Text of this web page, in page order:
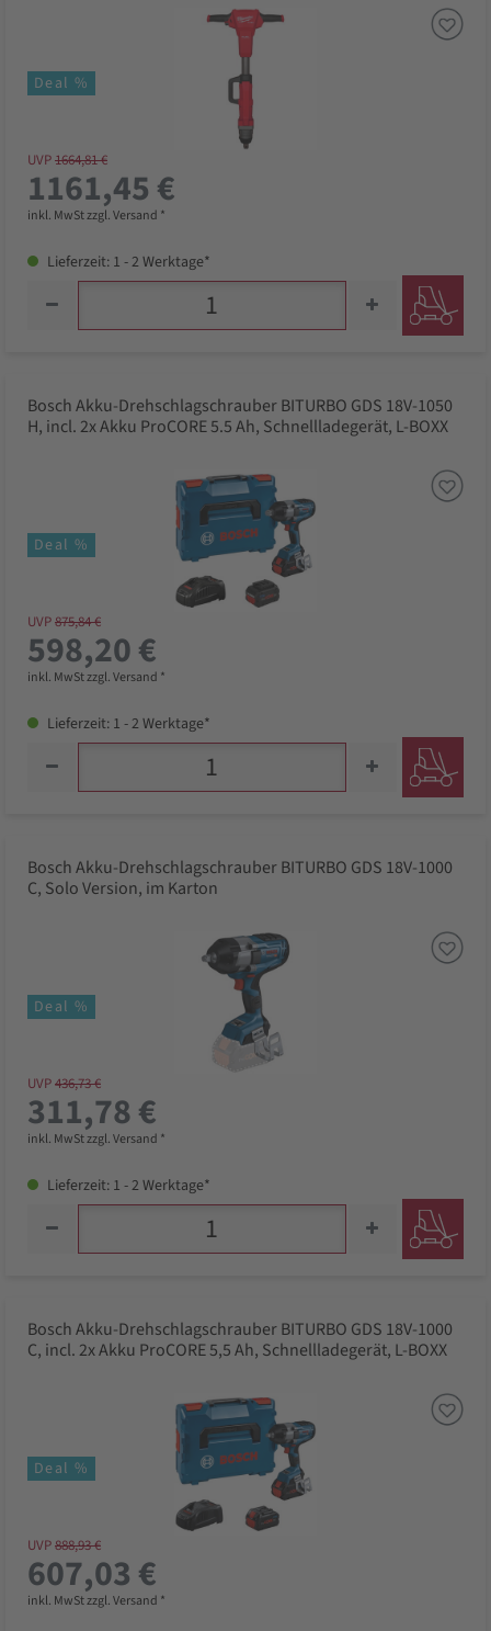
Deal %
UVP1664,81 €
1161,45 €
inkl. MwSt zzgl. Versand *
Lieferzeit: 1 - 2 Werktage*
Bosch Akku-Drehschlagschrauber BITURBO GDS 18V-1050
H, incl. 2x Akku ProCORE 5.5 Ah, Schnellladegerät, L-BOXX
Deal %
UVP875,84 €
598,20 €
inkl. MwSt zzgl. Versand *
Lieferzeit: 1 - 2 Werktage*
Bosch Akku-Drehschlagschrauber BITURBO GDS 18V-1000
C, Solo Version, im Karton
Deal %
UVP436,73 €
311,78 €
inkl. MwSt zzgl. Versand *
Lieferzeit: 1 - 2 Werktage*
Bosch Akku-Drehschlagschrauber BITURBO GDS 18V-1000
C, incl. 2x Akku ProCORE 5,5 Ah, Schnellladegerät, L-BOXX
Deal %
UVP888,93 €
607,03 €
inkl. MwSt zzgl. Versand *